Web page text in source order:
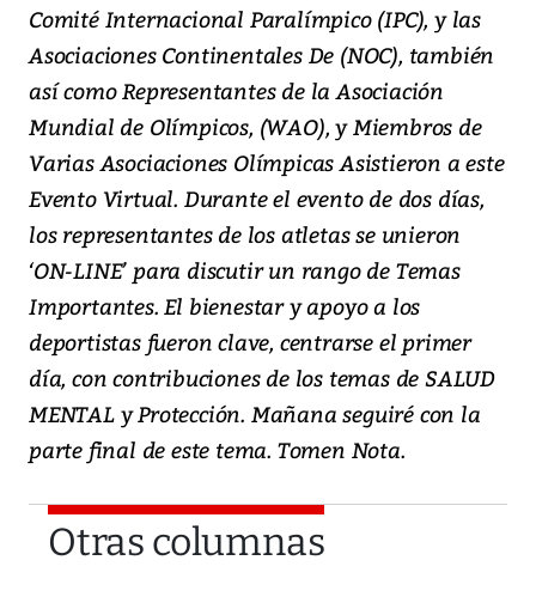
Comité Internacional Paralímpico (IPC), y las
Asociaciones Continentales De (NOC), también
así como Representantes de la Asociación
Mundial de Olímpicos, (WAO), y Miembros de
Varias Asociaciones Olímpicas Asistieron a este
Evento Virtual. Durante el evento de dos días,
los representantes de los atletas se unieron
‘ON-LINE’ para discutir un rango de Temas
Importantes. El bienestar y apoyo a los
deportistas fueron clave, centrarse el primer
día, con contribuciones de los temas de SALUD
MENTAL y Protección. Mañana seguiré con la
parte final de este tema. Tomen Nota.
Otras columnas